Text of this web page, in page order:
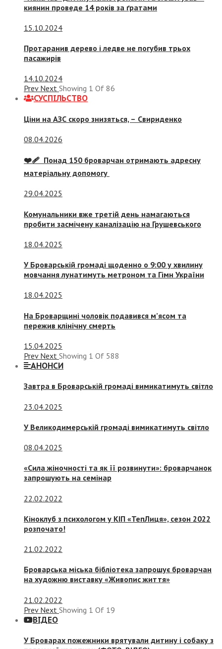
киянин проведе 14 років за ґратами
15.10.2024
Протаранив дерево і ледве не погубив трьох
пасажирів
14.10.2024
Prev Next Showing 1 Of 86
СУСПIЛЬСТВО
Ціни на АЗС скоро знизяться, – Свириденко
08.04.2026
❤️‍🩹 Понад 150 броварчан отримають адресну
матеріальну допомогу
29.04.2025
Комунальники вже третій день намагаються
пробити засмічену каналізацію на Грушевського
18.04.2025
У Броварській громаді щоденно о 9:00 у хвилину
мовчання лунатимуть метроном та Гімн України
18.04.2025
На Броварщині чоловік подавився м’ясом та
пережив клінічну смерть
15.04.2025
Prev Next Showing 1 Of 588
АНОНСИ
Завтра в Броварській громаді вимикатимуть світло
23.04.2025
У Великодимерській громаді вимикатимуть світло
08.04.2025
«Сила жіночності та як її розвинути»: броварчанок
запрошують на семінар
22.02.2022
Кіноклуб з психологом у КІП «ТепЛиця», сезон 2022
розпочато!
21.02.2022
Броварська міська бібліотека запрошує броварчан
на художню виставку «Живопис життя»
21.02.2022
Prev Next Showing 1 Of 19
ВІДЕО
У Броварах пожежники врятували дитину і собаку з